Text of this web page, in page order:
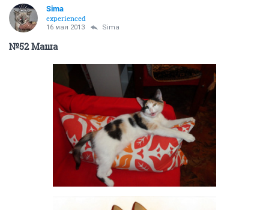
Sima
experienced
16 мая 2013 Sima
№52 Маша